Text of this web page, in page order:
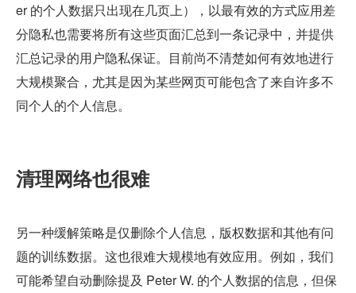
er 的个人数据只出现在几页上），以最有效的方式应用差
分隐私也需要将所有这些页面汇总到一条记录中，并提供
汇总记录的用户隐私保证。目前尚不清楚如何有效地进行
大规模聚合，尤其是因为某些网页可能包含了来自许多不
同个人的个人信息。
清理网络也很难
另一种缓解策略是仅删除个人信息，版权数据和其他有问
题的训练数据。这也很难大规模地有效应用。例如，我们
可能希望自动删除提及 Peter W. 的个人数据的信息，但保